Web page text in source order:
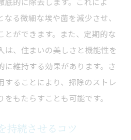
リフレッシュする方法
身をリセットする
すクリーニングの工夫
インドフルネスの実践
イムを演出する清掃の秘訣
る微細な埃や菌を減少させ、
とができます。また、定期的な
は、住まいの美しさと機能性を
に維持する効果があります。さ
することにより、掃除のストレ
もたらすことも可能です。
持続させるコツ